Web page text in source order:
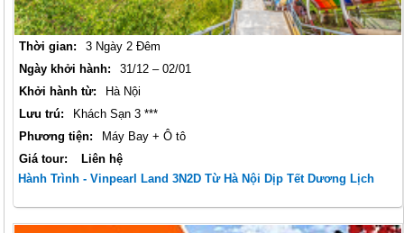
Thời gian:
3 Ngày 2 Đêm
Ngày khởi hành:
31/12 – 02/01
Khởi hành từ:
Hà Nội
Lưu trú:
Khách Sạn 3 ***
Phương tiện:
Máy Bay + Ô tô
Giá tour:
Liên hệ
Hành Trình - Vinpearl Land 3N2D Từ Hà Nội Dịp Tết Dương Lịch